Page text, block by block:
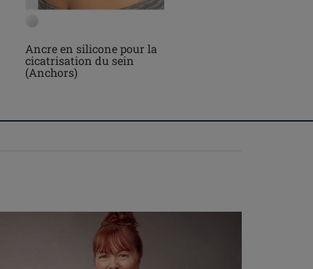
Ancre en silicone pour la
cicatrisation du sein
(Anchors)